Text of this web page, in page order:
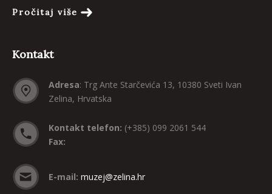
Pročitaj više
Kontakt
Adresa: Trg Ante Starčevića 13, 10380 Sveti Ivan
Zelina, Hrvatska
Kontakt telefon: (+385) 099 2061 544
Fax:
E-mail: muzej@zelina.hr